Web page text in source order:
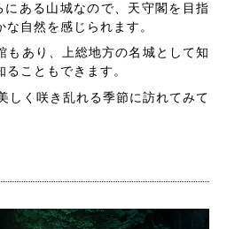
ある山城なので、天守閣を目指
自然を感じられます。
もあり、上総地方の名城として知
こともできます。
しく咲き乱れる季節に訪れてみて